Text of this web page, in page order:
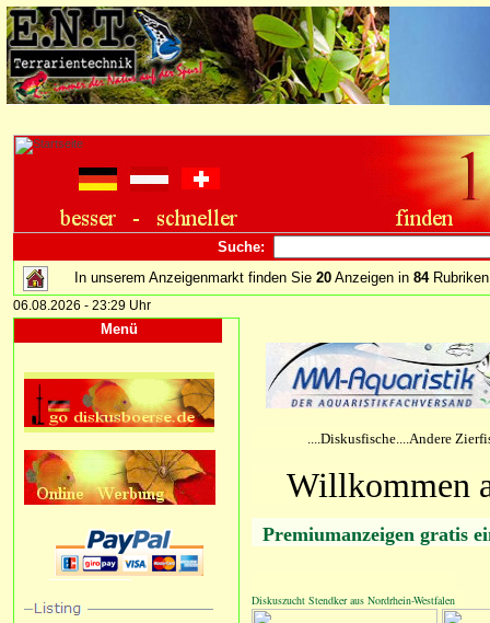
Suche:
In unserem Anzeigenmarkt finden Sie 20 Anzeigen in 84
06.08.2026 - 23:29 Uhr
Menü
....Diskusfische....Andere
Willkommen
Premiumanzeigen gratis
Diskuszucht Stendker aus Nordrhein-Westfalen